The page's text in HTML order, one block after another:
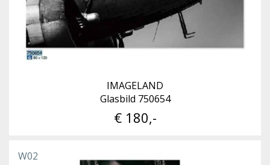
IMAGELAND
Glasbild 750654
€ 180,-
W02